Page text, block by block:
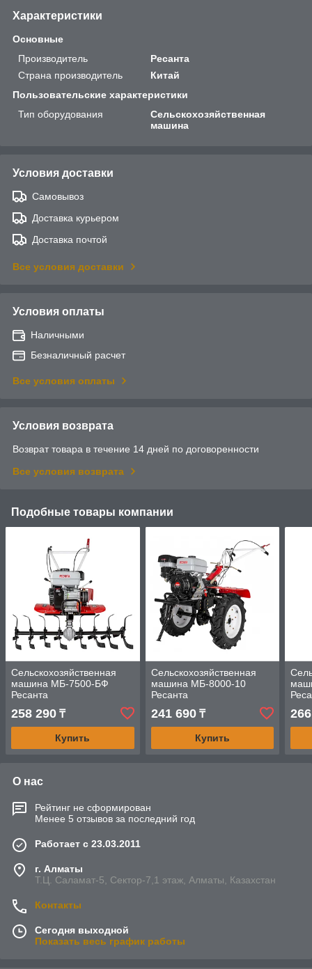
Характеристики
Основные
Производитель
Ресанта
Страна производитель
Китай
Пользовательские характеристики
Тип оборудования
Сельскохозяйственная
машина
Условия доставки
Самовывоз
Доставка курьером
Доставка почтой
Все условия доставки
Условия оплаты
Наличными
Безналичный расчет
Все условия оплаты
Условия возврата
Возврат товара в течение 14 дней по договоренности
Все условия возврата
Подобные товары компании
Сельскохозяйственная
машина МБ-7500-БФ
Ресанта
258 290 ₸
Купить
Сельскохозяйственная
машина МБ-8000-10
Ресанта
241 690₸
Купить
О нас
Рейтинг не сформирован
Менее 5 отзывов за последний год
Работает с 23.03.2011
г. Алматы
Т.Ц. Саламат-5, Cектор-7,1 этаж, Алматы, Казахстан
Контакты
Сегодня выходной
Показать весь график работы